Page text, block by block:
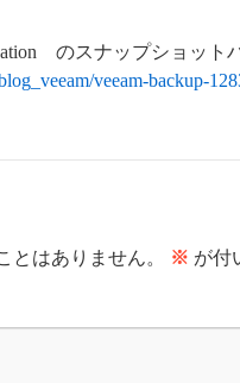
のスナップショット
veeam-backup-
とはありません。 ※ が付